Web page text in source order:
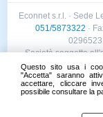
Questo sito usa i
"Accetta" saranno
accettare, cliccare
possibile consultare la
Econnet s.r.l. · Sede
051/5873322 ·
Società soggetta
Holding s.r.l. · Sede